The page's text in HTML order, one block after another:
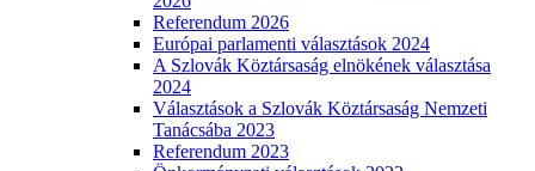
Referendum 2026
Európai parlamenti választások 2024
A Szlovák Köztársaság elnökének választása
2024
Választások a Szlovák Köztársaság Nemzeti
Tanácsába 2023
Referendum 2023